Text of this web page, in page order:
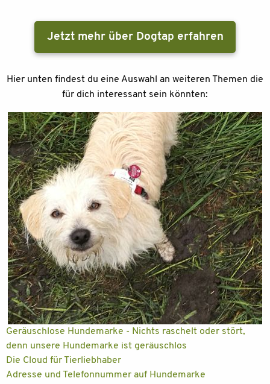
Jetzt mehr über Dogtap erfahren
Hier unten findest du eine Auswahl an weiteren Themen die
für dich interessant sein könnten:
Geräuschlose Hundemarke - Nichts raschelt oder stört,
denn unsere Hundemarke ist geräuschlos
Die Cloud für Tierliebhaber
Adresse und Telefonnummer auf Hundemarke